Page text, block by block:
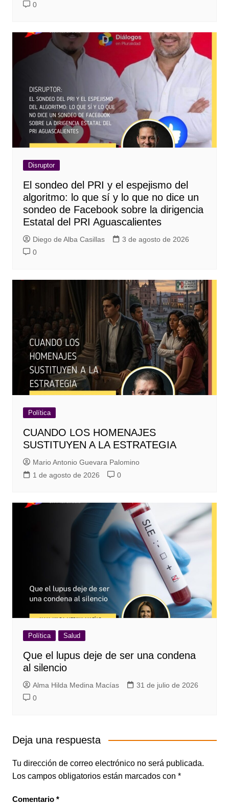
0
Disruptor
El sondeo del PRI y el espejismo del
algoritmo: lo que sí y lo que no dice un
sondeo de Facebook sobre la dirigencia
Estatal del PRI Aguascalientes
Diego de Alba Casillas
3 de agosto de 2026
0
Política
CUANDO LOS HOMENAJES
SUSTITUYEN A LA ESTRATEGIA
Mario Antonio Guevara Palomino
1 de agosto de 2026
0
Política Salud
Que el lupus deje de ser una condena
al silencio
Alma Hilda Medina Macías
31 de julio de 2026
0
Deja una respuesta
Tu dirección de correo electrónico no será publicada.
Los campos obligatorios están marcados con *
Comentario *